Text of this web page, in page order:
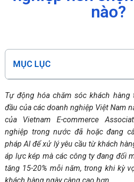
nào?
MỤC LỤC
Tự động hóa chăm sóc khách
đầu của các doanh nghiệp Việt Nam
của Vietnam E-commerce
nghiệp trong nước đã hoặc đang
pháp AI để xử lý yêu cầu từ khách
áp lực kép mà các công ty đang đối
tăng 15-20% mỗi năm, trong khi kỳ